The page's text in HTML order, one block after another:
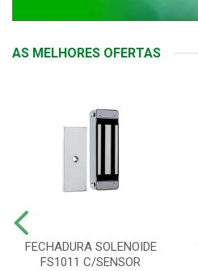
AS MELHORES OFERTAS
FECHADURA SOLENOIDE
FS1011 C/SENSOR